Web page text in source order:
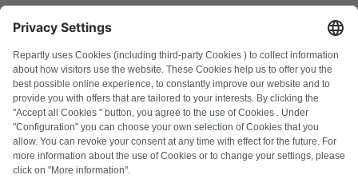
FAQ
Alle foutcodes
Over ons
Druk op